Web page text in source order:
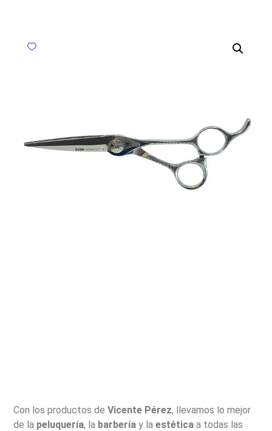
Con los productos deVicente Pérez, llevamos lo mejor
de la peluquería, la barbería y laestética a todas las